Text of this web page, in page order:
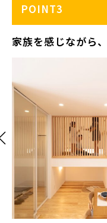
POINT3
家族を感じながら